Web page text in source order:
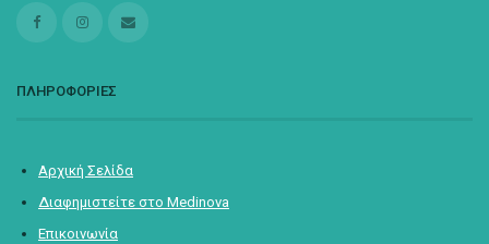
ΠΛΗΡΟΦΟΡΙΕΣ
Αρχική Σελίδα
Διαφημιστείτε στο Medinova
Επικοινωνία